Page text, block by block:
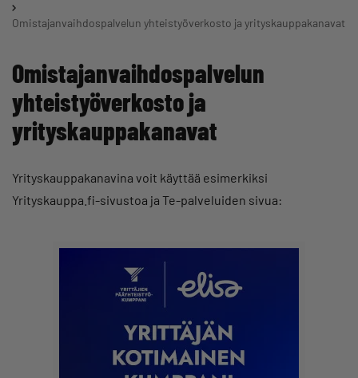
Omistajanvaihdospalvelun yhteistyöverkosto ja yrityskauppakanavat
Omistajanvaihdospalvelun
yhteistyöverkosto ja
yrityskauppakanavat
Yrityskauppakanavina voit käyttää esimerkiksi
Yrityskauppa.fi-sivustoa ja Te-palveluiden sivua: